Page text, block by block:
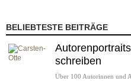
BELIEBTESTE BEITRÄGE
schreiben
Über 100 Autorinnen und